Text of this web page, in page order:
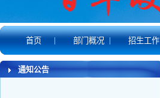
首页 | 部门概况 | 招生工作
通知公告